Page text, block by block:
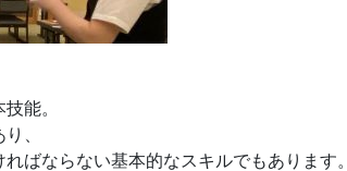
能。
、
ばならない基本的なスキルでもあります。